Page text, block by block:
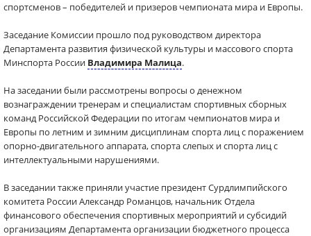
спортсменов – победителей и призеров чемпионата мира и Европы.
Заседание Комиссии прошло под руководством директора
Департамента развития физической культуры и массового спорта
Минспорта России Владимира Малица.
На заседании были рассмотрены вопросы о денежном
вознаграждении тренерам и специалистам спортивных сборных
команд Российской Федерации по итогам чемпионатов мира и
Европы по летним и зимним дисциплинам спорта лиц с поражением
опорно-двигательного аппарата, спорта слепых и спорта лиц с
интеллектуальными нарушениями.
В заседании также приняли участие президент Сурдлимпийского
комитета России Александр Романцов, начальник Отдела
финансового обеспечения спортивных мероприятий и субсидий
организациям Департамента организации бюджетного процесса